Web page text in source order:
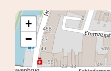
woonoppervlak van
De koopsom van dit
325.000,- k.k.
Alle maten in de
+
−